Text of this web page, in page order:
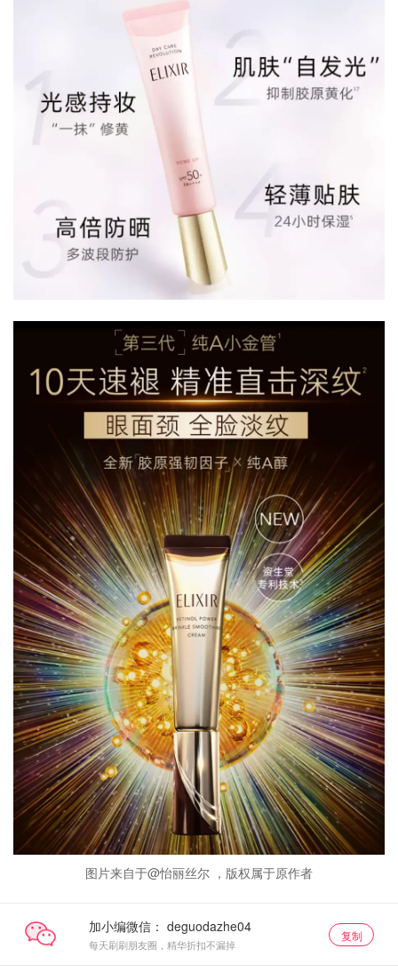
图片来自于@怡丽丝尔 ，版权属于原作者
加小编微信：
每天刷刷朋友圈，精华折扣不漏掉
复制